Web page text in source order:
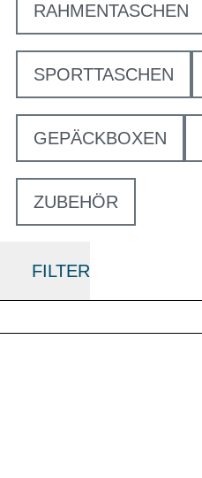
RAHMENTASCHEN
SPORTTASCHEN
GEPÄCKBOXEN
ZUBEHÖR
FILTER